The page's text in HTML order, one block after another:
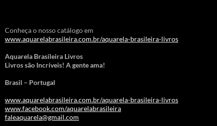
Conheça o nosso catálogo em
www.aquarelabrasileira.com.br/aquarela-brasileira-livros
Aquarela Brasileira Livros
Livros são Incríveis! A gente ama!
Brasil – Portugal
www.aquarelabrasileira.com.br/aquarela-brasileira-livros
www.facebook.com/aquarelabrasileira
faleaquarela@gmail.com